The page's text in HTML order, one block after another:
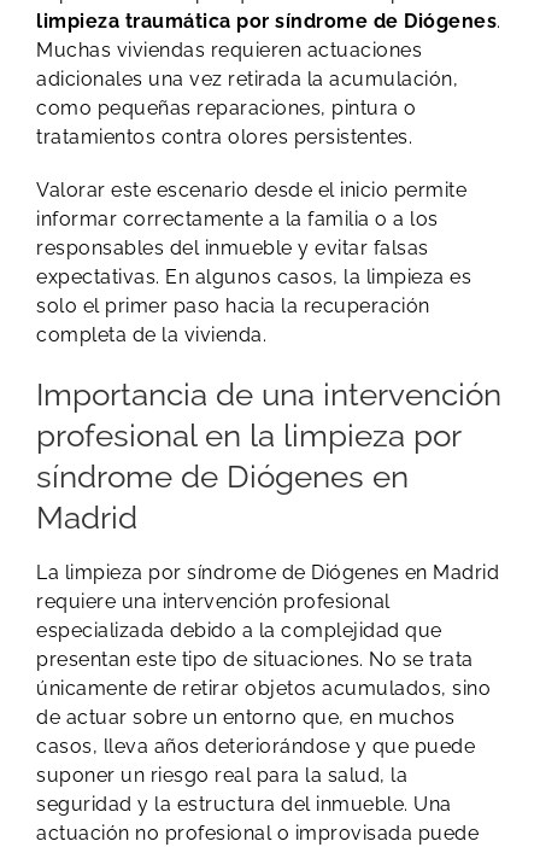
limpieza traumática por síndrome de Diógenes.
Muchas viviendas requieren actuaciones
adicionales una vez retirada la acumulación,
como pequeñas reparaciones, pintura o
tratamientos contra olores persistentes.
Valorar este escenario desde el inicio permite
informar correctamente a la familia o a los
responsables del inmueble y evitar falsas
expectativas. En algunos casos, la limpieza es
solo el primer paso hacia la recuperación
completa de la vivienda.
Importancia de una intervención
profesional en la limpieza por
síndrome de Diógenes en
Madrid
La limpieza por síndrome de Diógenes en Madrid
requiere una intervención profesional
especializada debido a la complejidad que
presentan este tipo de situaciones. No se trata
únicamente de retirar objetos acumulados, sino
de actuar sobre un entorno que, en muchos
casos, lleva años deteriorándose y que puede
suponer un riesgo real para la salud, la
seguridad y la estructura del inmueble. Una
actuación no profesional o improvisada puede